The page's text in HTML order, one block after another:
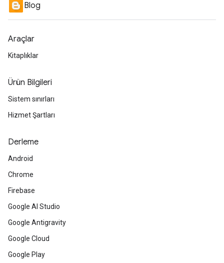
Blog
Araçlar
Kitaplıklar
Ürün Bilgileri
Sistem sınırları
Hizmet Şartları
Derleme
Android
Chrome
Firebase
Google AI Studio
Google Antigravity
Google Cloud
Google Play